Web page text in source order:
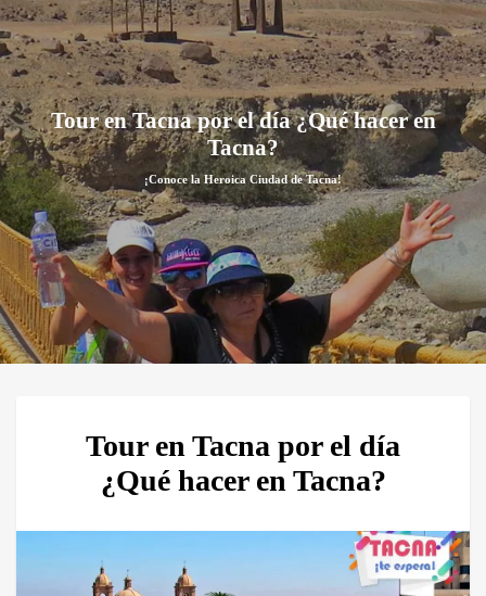
Tour en Tacna por el día ¿Qué hacer en
Tacna?
¡Conoce la Heroica Ciudad de Tacna!
Tour en Tacna por el día
¿Qué hacer en Tacna?